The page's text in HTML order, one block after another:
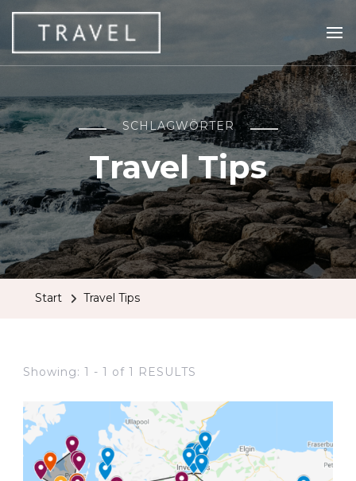
Travel Addiction
Reiseblog von Addi VL
SCHLAGWÖRTER
Travel Tips
Start Travel Tips
Showing: 1 - 1 of 1 RESULTS